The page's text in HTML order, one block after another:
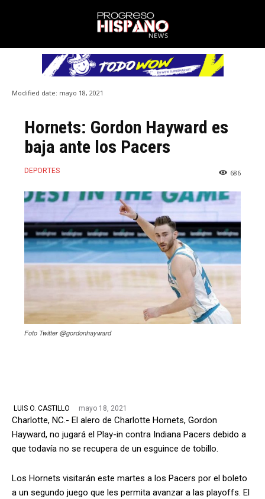
Modified date: mayo 18, 2021
Hornets: Gordon Hayward es
baja ante los Pacers
DEPORTES 686
Foto Twitter @gordonhayward
LUIS O. CASTILLO mayo 18, 2021
Charlotte, NC.- El alero de Charlotte Hornets, Gordon
Hayward, no jugará el Play-in contra Indiana Pacers debido a
que todavía no se recupera de un esguince de tobillo.
Los Hornets visitarán este martes a los Pacers por el boleto
a un segundo juego que les permita avanzar a las playoffs. El